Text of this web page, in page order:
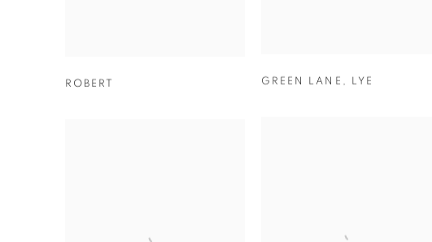
ROBERT GREEN LANE , LYE